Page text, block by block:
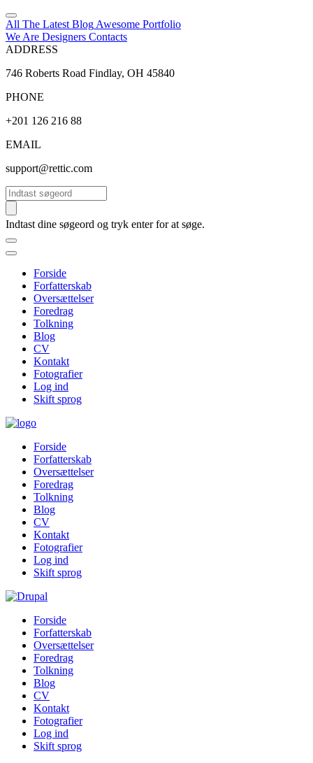
All The Latest Blog Awesome Portfolio
We Are Designers Contacts
ADDRESS
746 Roberts Road Findlay, OH 45840
PHONE
+201 126 216 88
EMAIL
support@rettic.com
Søg
Indtast dine søgeord og tryk enter for at søge.
Forside
Forfatterskab
Oversættelser
Foredrag
Tolkning
Blog
CV
Kontakt
Fotografier
Log ind
Skift sprog
Forside
Forfatterskab
Oversættelser
Foredrag
Tolkning
Blog
CV
Kontakt
Fotografier
Log ind
Skift sprog
Forside
Forfatterskab
Oversættelser
Foredrag
Tolkning
Blog
CV
Kontakt
Fotografier
Log ind
Skift sprog